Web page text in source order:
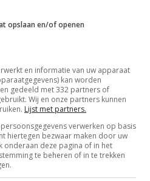
opslaan en/of openen
en informatie van uw apparaat
kan worden
gedeeld met 332 partners of
Wij en onze partners kunnen
Lijst met partners.
verwerken op basis
hiertegen bezwaar maken door uw
deze pagina of in het
te beheren of in te trekken